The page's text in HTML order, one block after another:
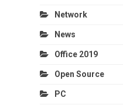
Network
News
Office 2019
Open Source
PC